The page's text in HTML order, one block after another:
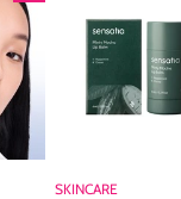
SKINCARE